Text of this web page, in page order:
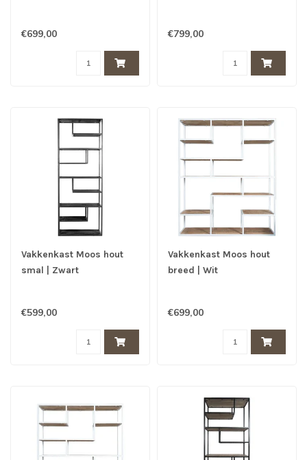
€699,00 €799,00
Vakkenkast Moos hout
smal | Zwart
€599,00
Vakkenkast Moos hout
breed | Wit
€699,00